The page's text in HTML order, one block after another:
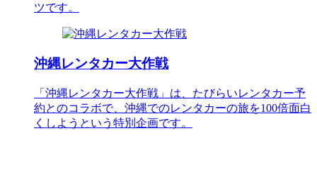
ツです。
沖縄レンタカー大作戦
「沖縄レンタカー大作戦」は、たびらいレンタカー予
約とのコラボで、沖縄でのレンタカーの旅を100倍面白
くしようという特別企画です。